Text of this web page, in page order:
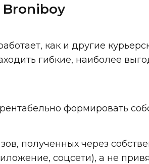
Broniboy
как и другие
гибкие, наиболее
формировать
полученных через
соцсети), а не